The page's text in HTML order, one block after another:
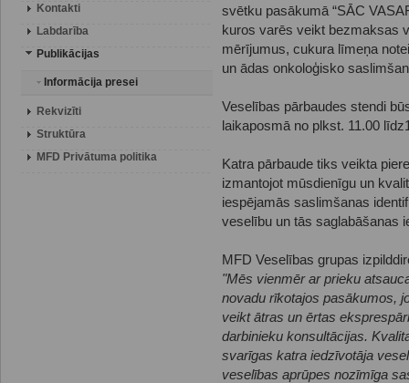
Kontakti
Labdarība
Publikācijas
Informācija presei
Rekvizīti
Struktūra
MFD Privātuma politika
svētku pasākumā “SĀC
kuros varēs veikt bezmaksas
mērījumus, cukura līmeņa
un ādas onkoloģisko
Veselības pārbaudes stendi
laikaposmā no plkst. 11.00
Katra pārbaude tiks veikta
izmantojot mūsdienīgu un
iespējamās saslimšanas
veselību un tās saglabāšanas
MFD Veselības grupas
"Mēs vienmēr ar prieku
novadu rīkotajos pasākumos,
veikt ātras un ērtas
darbinieku konsultācijas.
svarīgas katra iedzīvotāja
veselības aprūpes nozīmīga